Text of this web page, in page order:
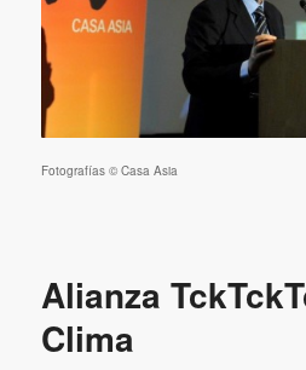
Fotografías © Casa Asia
Alianza
Clima